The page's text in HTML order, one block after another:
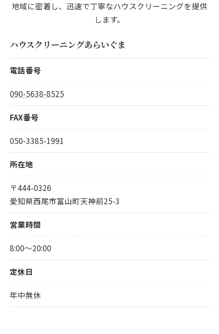
地域に密着し、迅速で丁寧なハウスクリーニングを提供
します。
ハウスクリーニングあらいぐま
電話番号
090-5638-8525
FAX番号
050-3385-1991
所在地
〒444-0326
愛知県西尾市富山町天神前25-3
営業時間
8:00～20:00
定休日
年中無休